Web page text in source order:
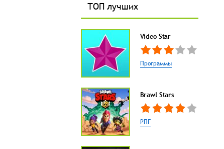
ТОП лучших
Video Star
Программы
Brawl Stars
РПГ